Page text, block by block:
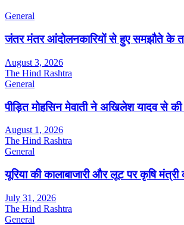
General
जंतर मंतर आंदोलनकारियों से हुए समझौते के
August 3, 2026
The Hind Rashtra
General
पीड़ित मोहसिन मेवाती ने अखिलेश यादव से की
August 1, 2026
The Hind Rashtra
General
यूरिया की कालाबाजारी और लूट पर कृषि
July 31, 2026
The Hind Rashtra
General